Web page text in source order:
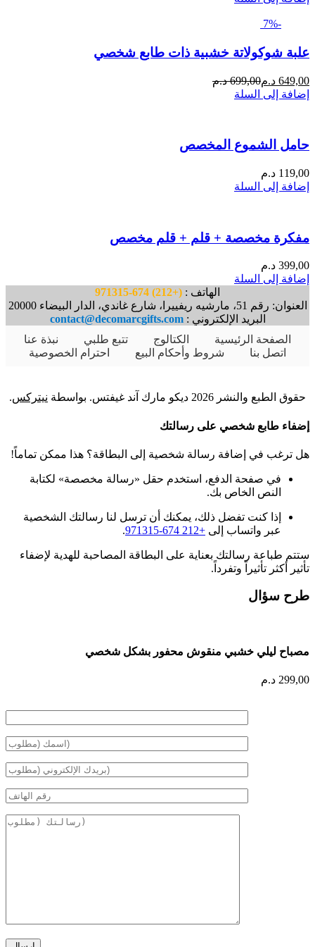
-7%
علبة شوكولاتة خشبية ذات طابع شخصي
649,00 د.مالسعر
الحالي
699,00 د.مالسعر
إضافة إلى السلة
حامل الشموع المخصص
119,00 د.م
إضافة إلى السلة
مفكرة مخصصة + قلم + قلم مخصص
399,00 د.م
إضافة إلى السلة
الهاتف : (+212) 674-971315
العنوان: رقم 51، مارشيه ريفييرا، شارع غاندي، الدار البيضاء 20000
البريد الإلكتروني :contact@decomarcgifts.com
الصفحة الرئيسية
الكتالوج تتبع طلبي
نبذة عنا
اتصل بنا
شروط وأحكام البيع احترام الخصوصية
حقوق الطبع والنشر 2026 ديكو مارك آند غيفتس. بواسطة نيتركس.
إضفاء طابع شخصي على رسالتك
هل ترغب في إضافة رسالة شخصية إلى البطاقة؟ هذا ممكن تماماً!
في صفحة الدفع، استخدم حقل «رسالة مخصصة» لكتابة
النص الخاص بك.
إذا كنت تفضل ذلك، يمكنك أن ترسل لنا رسالتك الشخصية
عبر واتساب إلى +212 674-971315
.
ستتم طباعة رسالتك بعناية على البطاقة المصاحبة للهدية لإضفاء
تأثير أكثر تأثيراً وتفرداً.
طرح سؤال
مصباح ليلي خشبي منقوش محفور بشكل شخصي
299,00 د.م